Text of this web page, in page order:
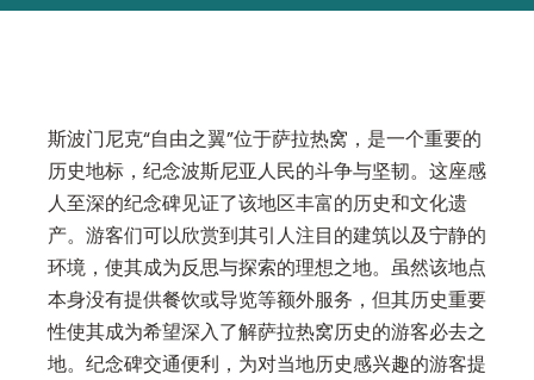
斯波门尼克“自由之翼”位于萨拉热窝，是一个重要的
历史地标，纪念波斯尼亚人民的斗争与坚韧。这座感
人至深的纪念碑见证了该地区丰富的历史和文化遗
产。游客们可以欣赏到其引人注目的建筑以及宁静的
环境，使其成为反思与探索的理想之地。虽然该地点
本身没有提供餐饮或导览等额外服务，但其历史重要
性使其成为希望深入了解萨拉热窝历史的游客必去之
地。纪念碑交通便利，为对当地历史感兴趣的游客提